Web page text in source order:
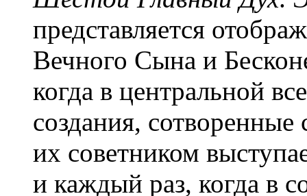
представляется
Вечного Сына и
когда в центральной
создания,
их советником
и каждый раз, когда в